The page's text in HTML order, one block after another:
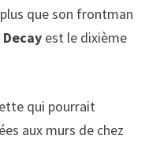
que son frontman
est le dixième
qui pourrait
aux murs de chez